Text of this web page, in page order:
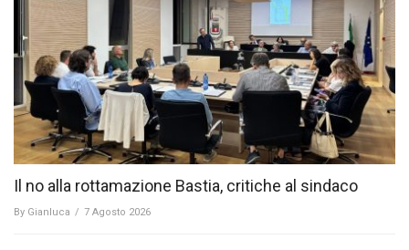
Il no alla rottamazione Bastia, critiche al sindaco
By Gianluca / 7 Agosto 2026